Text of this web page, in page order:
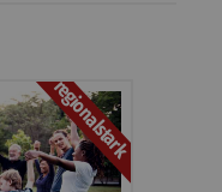
regionalstark